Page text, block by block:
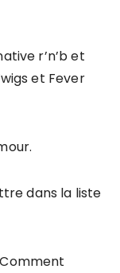
r’n’b et
et Fever
dans la liste